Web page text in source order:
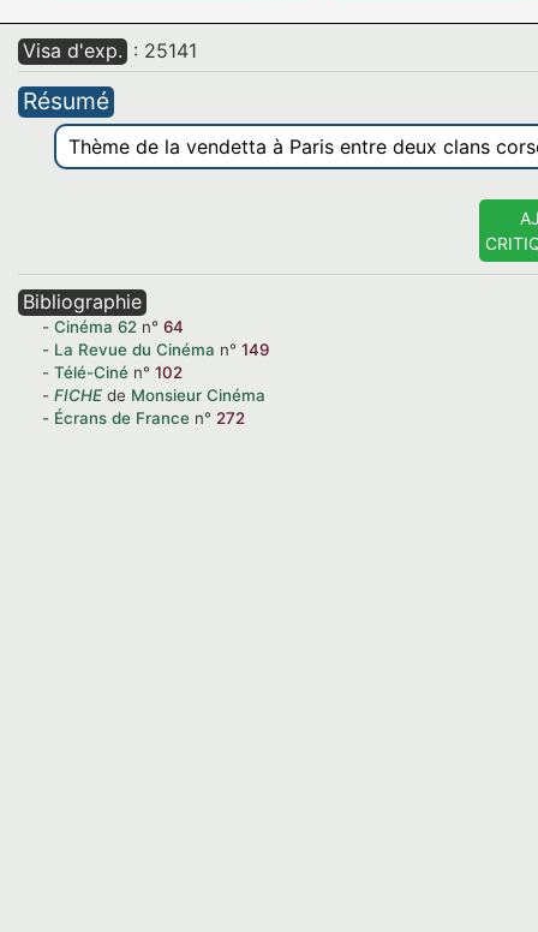
Visa d'exp. : 25141
Résumé
Thème de la vendetta à Paris entre deux clans
Bibliographie
Cinéma 62 n° 64
La Revue du Cinéma n° 149
Télé-Ciné n° 102
FICHE de Monsieur Cinéma
Écrans de France n° 272